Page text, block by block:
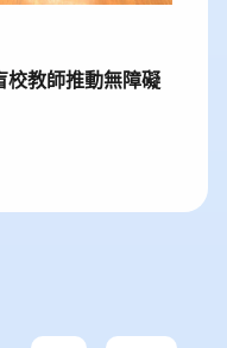
校教師推動無障礙